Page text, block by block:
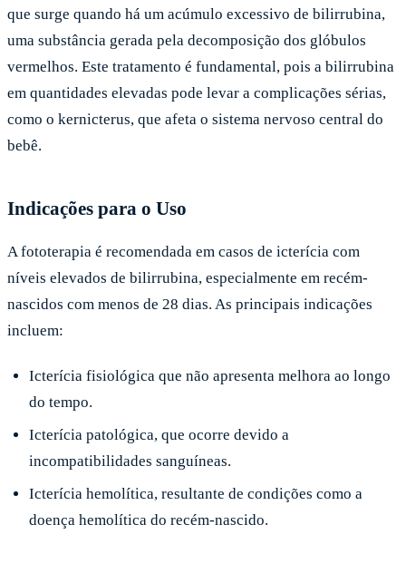
que surge quando há um acúmulo excessivo de bilirrubina,
uma substância gerada pela decomposição dos glóbulos
vermelhos. Este tratamento é fundamental, pois a bilirrubina
em quantidades elevadas pode levar a complicações sérias,
como o kernicterus, que afeta o sistema nervoso central do
bebê.
Indicações para o Uso
A fototerapia é recomendada em casos de icterícia com
níveis elevados de bilirrubina, especialmente em recém-
nascidos com menos de 28 dias. As principais indicações
incluem:
Icterícia fisiológica que não apresenta melhora ao longo
do tempo.
Icterícia patológica, que ocorre devido a
incompatibilidades sanguíneas.
Icterícia hemolítica, resultante de condições como a
doença hemolítica do recém-nascido.